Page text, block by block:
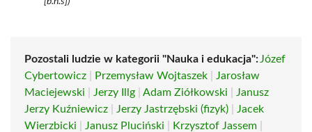
Pozostali ludzie w kategorii "Nauka i edukacja": Józef
Cybertowicz
Przemysław Wojtaszek
Jarosław
Maciejewski
Jerzy Illg Adam Ziółkowski
Janusz
Jerzy Kuźniewicz
Jerzy Jastrzębski (fizyk)
Jacek
Wierzbicki
Janusz Pluciński Krzysztof Jassem